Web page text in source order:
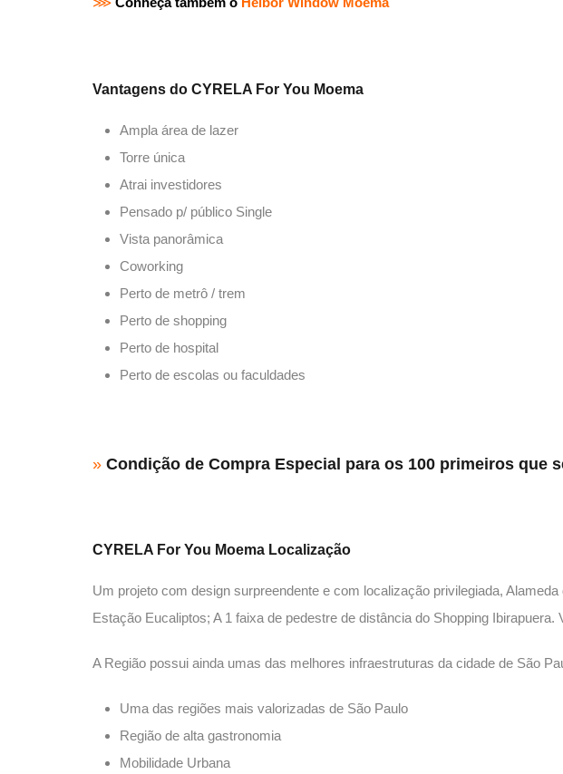
Vantagens do CYRELA For You Moema
Ampla área de lazer
Torre única
Atrai investidores
Pensado p/ público Single
Vista panorâmica
Coworking
Perto de metrô / trem
Perto de shopping
Perto de hospital
Perto de escolas ou faculdades
» Condição de Compra Especial para os 100 primeiros que
CYRELA For You Moema Localização
Um projeto com design surpreendente e com localização privilegiada,
Estação Eucaliptos; A 1 faixa de pedestre de distância do Shopping
A Região possui ainda umas das melhores infraestruturas da cidade de São
Uma das regiões mais valorizadas de São Paulo
Região de alta gastronomia
Mobilidade Urbana